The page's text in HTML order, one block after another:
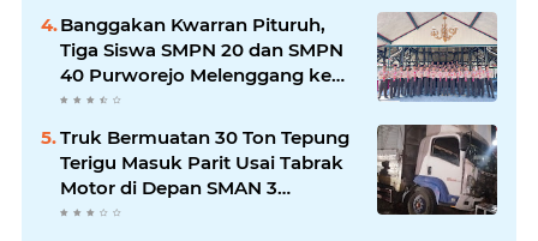
Banggakan Kwarran Pituruh,
Tiga Siswa SMPN 20 dan SMPN
40 Purworejo Melenggang ke
Jamnas Cibubur
Truk Bermuatan 30 Ton Tepung
Terigu Masuk Parit Usai Tabrak
Motor di Depan SMAN 3
Purworejo, Satu Orang Tewas